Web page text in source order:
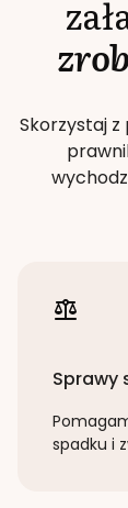
Skorzystaj
Sprawy
spadku i